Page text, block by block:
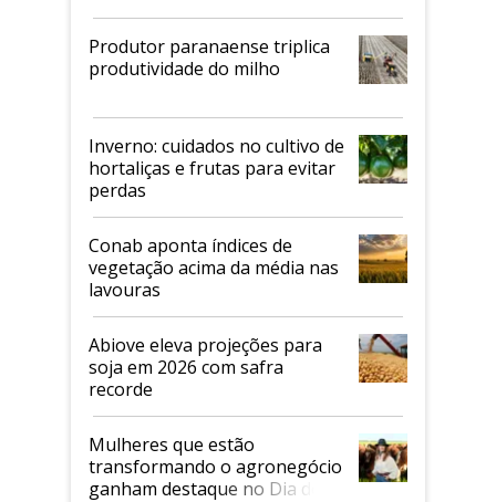
Produtor paranaense triplica
produtividade do milho
Inverno: cuidados no cultivo de
hortaliças e frutas para evitar
perdas
Conab aponta índices de
vegetação acima da média nas
lavouras
Abiove eleva projeções para
soja em 2026 com safra
recorde
Mulheres que estão
transformando o agronegócio
ganham destaque no Dia do